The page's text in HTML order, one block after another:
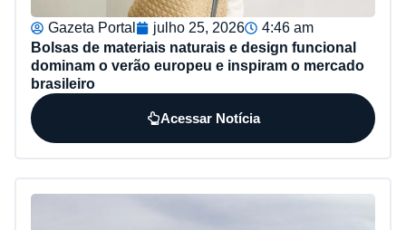
Gazeta Portal julho 25, 2026
4:46 am
Bolsas de materiais naturais e design funcional
dominam o verão europeu e inspiram o mercado
brasileiro
Acessar Notícia